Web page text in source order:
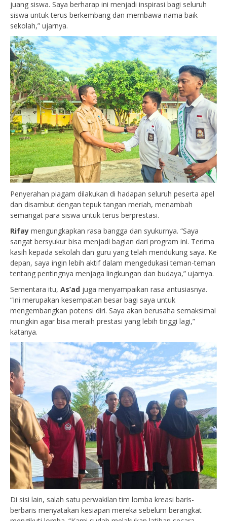
juang siswa. Saya berharap ini menjadi inspirasi bagi seluruh
siswa untuk terus berkembang dan membawa nama baik
sekolah,” ujarnya.
Penyerahan piagam dilakukan di hadapan seluruh peserta apel
dan disambut dengan tepuk tangan meriah, menambah
semangat para siswa untuk terus berprestasi.
Rifay mengungkapkan rasa bangga dan syukurnya. “Saya
sangat bersyukur bisa menjadi bagian dari program ini. Terima
kasih kepada sekolah dan guru yang telah mendukung saya. Ke
depan, saya ingin lebih aktif dalam mengedukasi teman-teman
tentang pentingnya menjaga lingkungan dan budaya,” ujarnya.
Sementara itu, As’ad juga menyampaikan rasa antusiasnya.
“Ini merupakan kesempatan besar bagi saya untuk
mengembangkan potensi diri. Saya akan berusaha semaksimal
mungkin agar bisa meraih prestasi yang lebih tinggi lagi,”
katanya.
Di sisi lain, salah satu perwakilan tim lomba kreasi baris-
berbaris menyatakan kesiapan mereka sebelum berangkat